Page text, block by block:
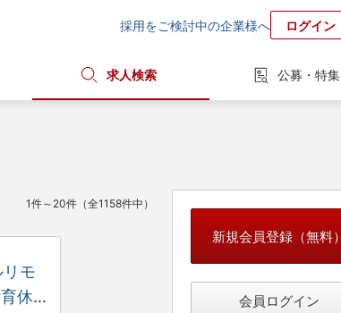
採用をご検討中の企業様へ ログイン
求人検索 公募・特集
1件～20件（全1158件中）
モ
休
新規会員登録（無料）
会員ログイン